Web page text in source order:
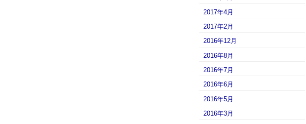
2017年4月
2017年2月
2016年12月
2016年8月
2016年7月
2016年6月
2016年5月
2016年3月